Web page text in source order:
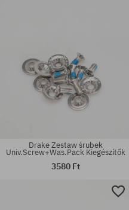
Drake Zestaw śrubek
Univ.Screw+Was.Pack Kiegészítők
3580 Ft